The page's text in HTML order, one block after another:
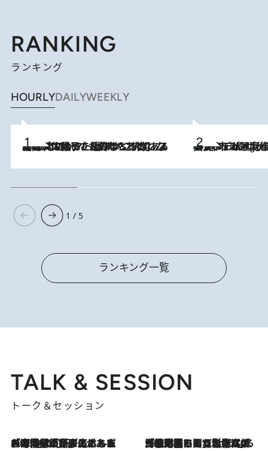
RANKING
ランキング
HOURLYDAILYWEEKLY
2026.8.5
【阿川佐和子さんの年とる力】なぜ70代で始めた趣味は“こんなに楽しい”のか？ ピアノ、俳句…スランプに陥っても続けられる“ある秘訣”とは 9 Hours Ago
美食、デザイン、ホスピタリティのすべてが最高峰！ ノルウェー第4の都市スタヴァンゲルの
1 / 5
ランキング一覧
TALK & SESSION
トーク＆セッション
2026.8.3
「今後値上げがあるとすれば…」「リスクがあるのは今年の冬」エネルギー専門家が語る、ホルムズ海峡封鎖が家庭にもたらす“ある心配” 2026.8.3
「住宅建てられない…」「サーチャージ料の高値が続いている」ホルムズ海峡封鎖による影響はいつまで続く？《エネルギー専門家に聞く“どうなる日本の暮らし”》